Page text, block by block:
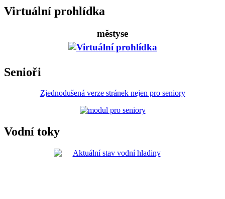
Virtuální prohlídka
městyse
Senioři
Zjednodušená verze stránek nejen pro seniory
Vodní toky